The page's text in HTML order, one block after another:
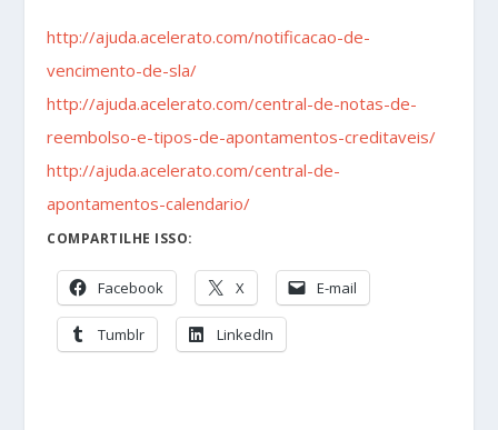
http://ajuda.acelerato.com/notificacao-de-
vencimento-de-sla/
http://ajuda.acelerato.com/central-de-notas-de-
reembolso-e-tipos-de-apontamentos-creditaveis/
http://ajuda.acelerato.com/central-de-
apontamentos-calendario/
COMPARTILHE ISSO:
Facebook X E-mail
Tumblr LinkedIn